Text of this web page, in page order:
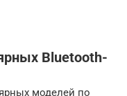
Bluetooth-
моделей по